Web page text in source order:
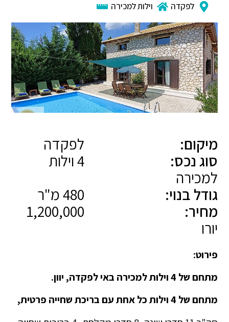
לפקדה וילות למכירה
מיקום:
לפקדה
סוג נכס:
4 וילות
למכירה
גודל בנוי:
מחיר:
1,200,000
יורו
פירוט:
מתחם של 4 וילות למכירה באי לפקדה, יוון.
מתחם של 4 וילות כל אחת עם בריכת שחייה פרטית,